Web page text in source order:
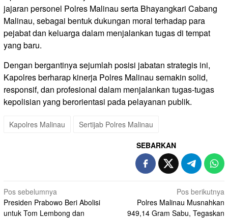
jajaran personel Polres Malinau serta Bhayangkari Cabang
Malinau, sebagai bentuk dukungan moral terhadap para
pejabat dan keluarga dalam menjalankan tugas di tempat
yang baru.
Dengan bergantinya sejumlah posisi jabatan strategis ini,
Kapolres berharap kinerja Polres Malinau semakin solid,
responsif, dan profesional dalam menjalankan tugas-tugas
kepolisian yang berorientasi pada pelayanan publik.
Kapolres Malinau Sertijab Polres Malinau
SEBARKAN
Navigasi
pos
Pos sebelumnya
Presiden Prabowo Beri Abolisi
untuk Tom Lembong dan
Pos berikutnya
Polres Malinau Musnahkan
949,14 Gram Sabu, Tegaskan